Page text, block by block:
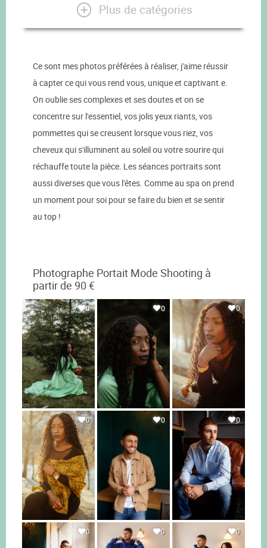
Plus de catégories
Ce sont mes photos préférées à réaliser, j'aime réussir
à capter ce qui vous rend vous, unique et captivant.e.
On oublie ses complexes et ses doutes et on se
concentre sur l'essentiel, vos jolis yeux riants, vos
pommettes qui se creusent lorsque vous riez, vos
cheveux qui s'illuminent au soleil ou votre sourire qui
réchauffe toute la pièce. Les séances portraits sont
aussi diverses que vous l'êtes. Comme au spa on prend
un moment pour soi pour se faire du bien et se sentir
au top !
Photographe Portait Mode Shooting à
partir de 90 €
0 0 0
0 0 0
0 0 0